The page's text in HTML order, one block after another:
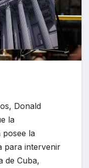
Donald
la
posee la
para intervenir
de Cuba,